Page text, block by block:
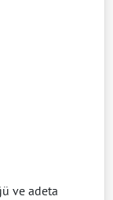
ve adeta